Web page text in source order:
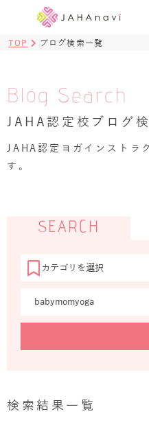
ヨ
TOP ブログ検索一覧
Blog Search
JAHA認定校ブログ
JAHA認定ヨガインストラ
す。
SEARCH
検索結果一覧